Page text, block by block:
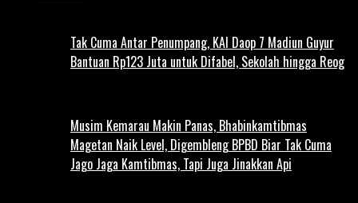
Tak Cuma Antar Penumpang, KAI Daop 7 Madiun Guyur
Bantuan Rp123 Juta untuk Difabel, Sekolah hingga Reog
Musim Kemarau Makin Panas, Bhabinkamtibmas
Magetan Naik Level, Digembleng BPBD Biar Tak Cuma
Jago Jaga Kamtibmas, Tapi Juga Jinakkan Api